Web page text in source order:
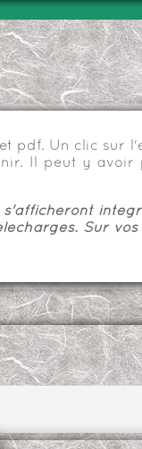
pdf. Un clic sur
Il peut y avoir
s'afficheront
Sur vos